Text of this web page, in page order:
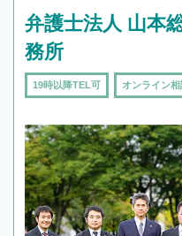
弁護士法人 山本
務所
19時以降TEL可 オンライン